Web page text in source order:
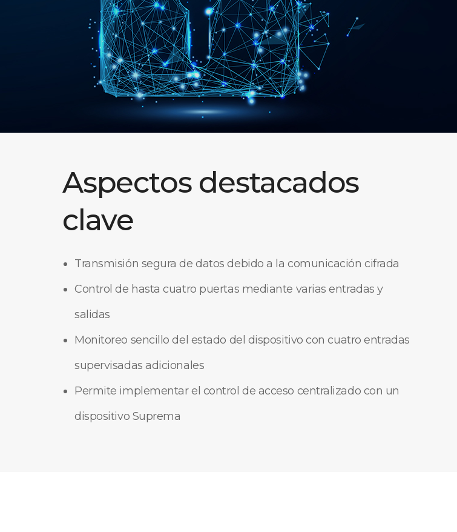
Aspectos destacados
clave
Transmisión segura de datos debido a la comunicación cifrada
Control de hasta cuatro puertas mediante varias entradas y
salidas
Monitoreo sencillo del estado del dispositivo con cuatro entradas
supervisadas adicionales
Permite implementar el control de acceso centralizado con un
dispositivo Suprema